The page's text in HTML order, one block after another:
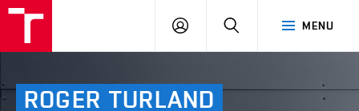
MENU
PŘIHLÁSIT
ROGER TURLAND